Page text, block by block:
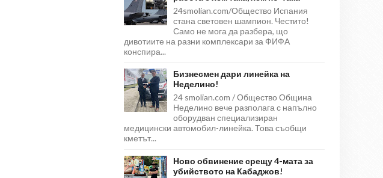
24smolian.com/Общество Испания
стана световен шампион. Честито!
Само не мога да разбера, що
дивотиите на разни комплексари за ФИФА
конспира...
Бизнесмен дари линейка на
Неделино!
24 smolian.com / Общество Община
Неделино вече разполага с напълно
оборудван специализиран
медицински автомобил-линейка. Това съобщи
кметът...
Ново обвинение срещу 4-мата за
убийството на Кабаджов!